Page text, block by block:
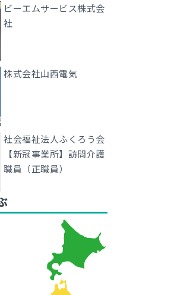
ビーエムサービス株式会
社
株式会社山西電気
社会福祉法人ふくろう会
【新冠事業所】訪問介護
職員（正職員）